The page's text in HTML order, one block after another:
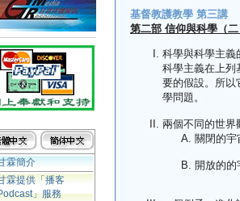
霖簡介
霖提供「播客
」服務
基督教護教學 第三講
第二部 信仰與科學（
科學與科學主義
科學主義在上列
要的假設。所以
學問題。
兩個不同的世界
關閉的宇
開放的的